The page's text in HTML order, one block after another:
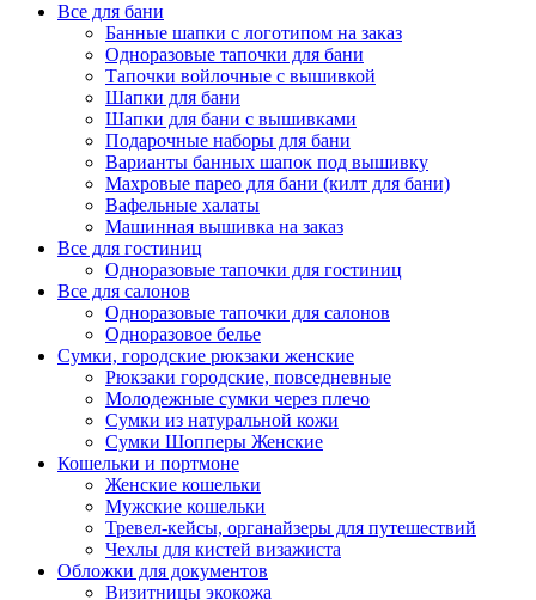
Все для бани
Банные шапки с логотипом на заказ
Одноразовые тапочки для бани
Тапочки войлочные с вышивкой
Шапки для бани
Шапки для бани с вышивками
Подарочные наборы для бани
Варианты банных шапок под вышивку
Махровые парео для бани (килт для бани)
Вафельные халаты
Машинная вышивка на заказ
Все для гостиниц
Одноразовые тапочки для гостиниц
Все для салонов
Одноразовые тапочки для салонов
Одноразовое белье
Сумки, городские рюкзаки женские
Рюкзаки городские, повседневные
Молодежные сумки через плечо
Сумки из натуральной кожи
Сумки Шопперы Женские
Кошельки и портмоне
Женские кошельки
Мужские кошельки
Тревел-кейсы, органайзеры для путешествий
Чехлы для кистей визажиста
Обложки для документов
Визитницы экокожа